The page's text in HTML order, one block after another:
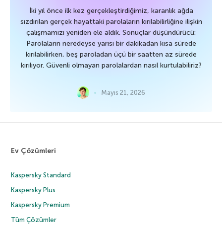
İki yıl önce ilk kez gerçekleştirdiğimiz, karanlık ağda
sızdırılan gerçek hayattaki parolaların kırılabilirliğine ilişkin
çalışmamızı yeniden ele aldık. Sonuçlar düşündürücü:
Parolaların neredeyse yarısı bir dakikadan kısa sürede
kırılabilirken, beş paroladan üçü bir saatten az sürede
kırılıyor. Güvenli olmayan parolalardan nasıl kurtulabiliriz?
Mayıs 21, 2026
Ev Çözümleri
Kaspersky Standard
Kaspersky Plus
Kaspersky Premium
Tüm Çözümler